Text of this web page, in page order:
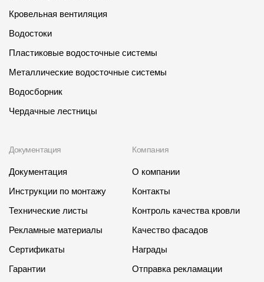
Кровельная вентиляция
Водостоки
Пластиковые водосточные системы
Металлические водосточные системы
Водосборник
Чердачные лестницы
Документация
Документация
Инструкции по монтажу
Технические листы
Рекламные материалы
Сертификаты
Гарантии
Компания
О компании
Контакты
Контроль качества кровли
Качество фасадов
Награды
Отправка рекламации